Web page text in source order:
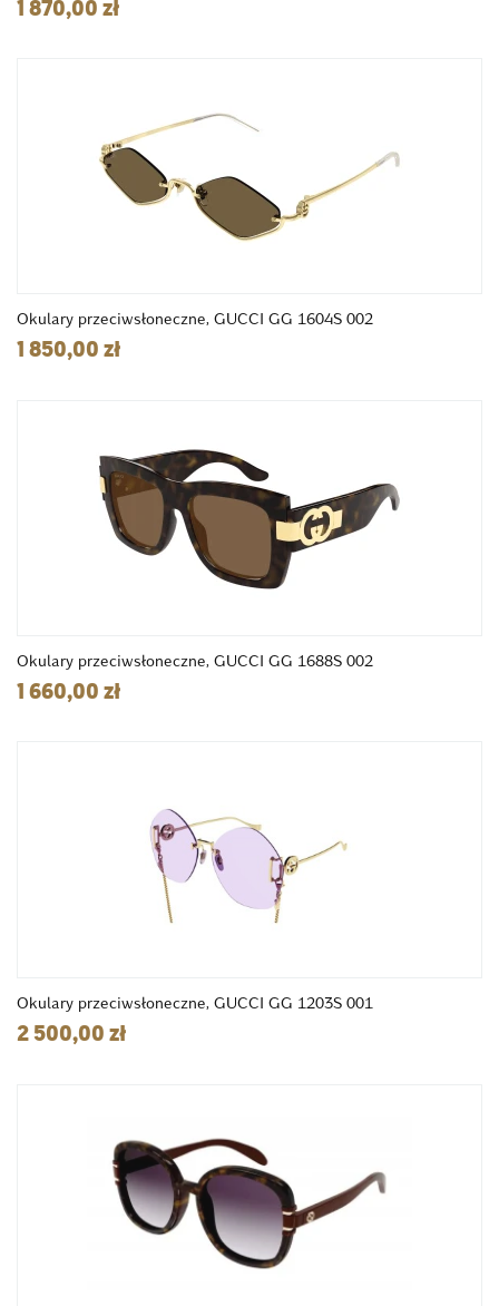
1 870,00 zł
Okulary przeciwsłoneczne, GUCCI GG 1604S 002
1 850,00 zł
Okulary przeciwsłoneczne, GUCCI GG 1688S 002
1 660,00 zł
Okulary przeciwsłoneczne, GUCCI GG 1203S 001
2 500,00 zł